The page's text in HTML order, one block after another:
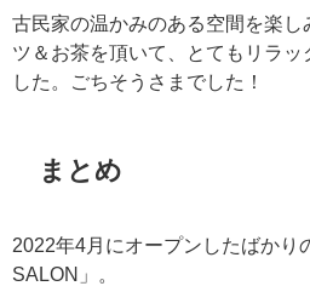
古民家の温かみのある空間を楽
ツ＆お茶を頂いて、とてもリラッ
した。ごちそうさまでした！
まとめ
2022年4月にオープンしたばかり
SALON」。